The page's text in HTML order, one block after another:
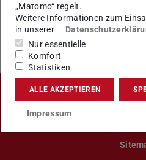
LinkedIn-Seite der
„Matomo“ regelt.
Weitere Informationen zum
in unserer
Nur essentielle
Komfort
Statistiken
ALLE AKZEPTIEREN
Impressum